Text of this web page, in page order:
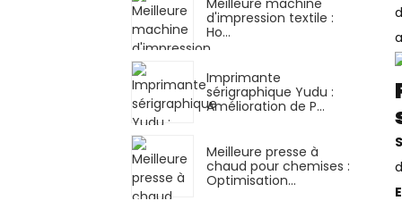
d'impression textile :
Ho...
Imprimante
sérigraphique Yudu :
Amélioration de P...
Meilleure presse à
chaud pour chemises :
Optimisation…